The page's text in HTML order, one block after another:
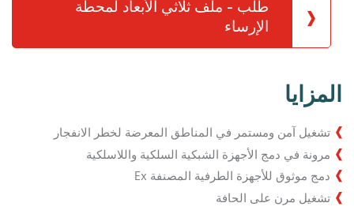
طلب - ملف ثلاثي الأبعاد لمحطة
الإرساء
المزايا
تشغيل آمن ومستمر في المناطق المعرضة لخطر الانفجار
مرونة في دمج الأجهزة الشبكية السلكية واللاسلكية
دمج موثوق للأجهزة الطرفية المصنفة Ex
تشغيل مرن على الحافة